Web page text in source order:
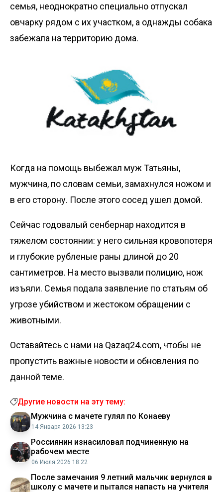
семья, неоднократно специально отпускал
овчарку рядом с их участком, а однажды собака
забежала на территорию дома.
Когда на помощь выбежал муж Татьяны,
мужчина, по словам семьи, замахнулся ножом и
в его сторону. После этого сосед ушел домой.
Сейчас годовалый сенбернар находится в
тяжелом состоянии: у него сильная кровопотеря
и глубокие рубленые раны длиной до 20
сантиметров. На место вызвали полицию, нож
изъяли. Семья подала заявление по статьям об
угрозе убийством и жестоком обращении с
животными.
Оставайтесь с нами на Qazaq24.com, чтобы не
пропустить важные новости и обновления по
данной теме.
Другие новости на эту тему:
Мужчина с мачете гулял по Конаеву
14 Января 2026 13:23
Россиянин изнасиловал подчиненную на
рабочем месте
06 Июля 2026 18:22
После замечания 9 летний мальчик вернулся в
школу с мачете и пытался напасть на учителя